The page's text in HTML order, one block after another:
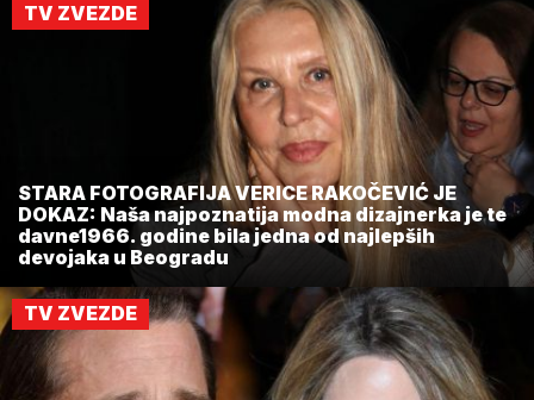
TV ZVEZDE
STARA FOTOGRAFIJA VERICE RAKOČEVIĆ JE
DOKAZ: Naša najpoznatija modna dizajnerka je te
davne1966. godine bila jedna od najlepših
devojaka u Beogradu
TV ZVEZDE